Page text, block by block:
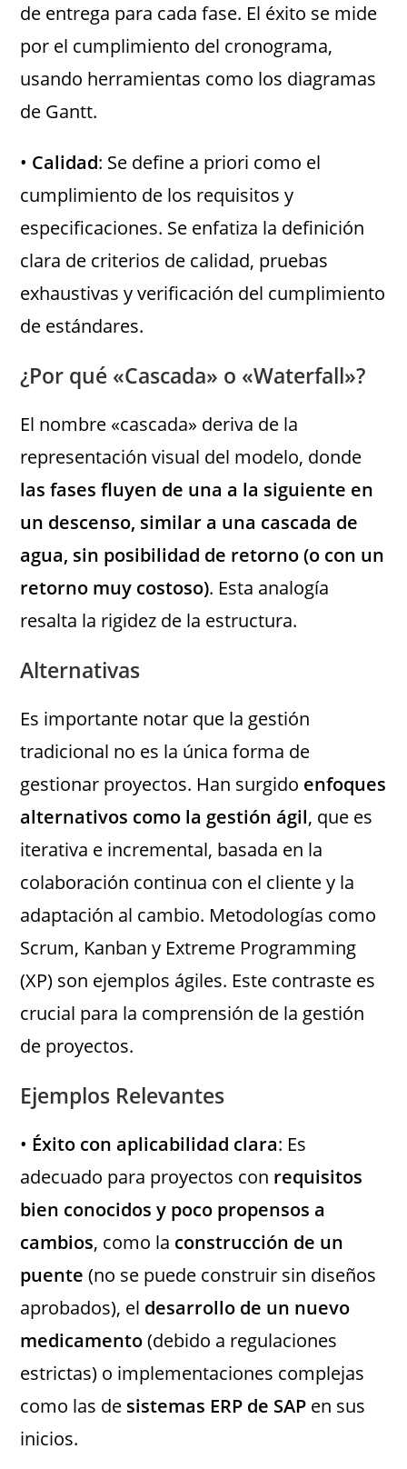
de entrega para cada fase. El éxito se mide
por el cumplimiento del cronograma,
usando herramientas como los diagramas
de Gantt.
• Calidad: Se define a priori como el
cumplimiento de los requisitos y
especificaciones. Se enfatiza la definición
clara de criterios de calidad, pruebas
exhaustivas y verificación del cumplimiento
de estándares.
¿Por qué «Cascada» o «Waterfall»?
El nombre «cascada» deriva de la
representación visual del modelo, donde
las fases fluyen de una a la siguiente en
un descenso, similar a una cascada de
agua, sin posibilidad de retorno (o con un
retorno muy costoso). Esta analogía
resalta la rigidez de la estructura.
Alternativas
Es importante notar que la gestión
tradicional no es la única forma de
gestionar proyectos. Han surgido enfoques
alternativos como la gestión ágil, que es
iterativa e incremental, basada en la
colaboración continua con el cliente y la
adaptación al cambio. Metodologías como
Scrum, Kanban y Extreme Programming
(XP) son ejemplos ágiles. Este contraste es
crucial para la comprensión de la gestión
de proyectos.
Ejemplos Relevantes
• Éxito con aplicabilidad clara: Es
adecuado para proyectos con requisitos
bien conocidos y poco propensos a
cambios, como la construcción de un
puente (no se puede construir sin diseños
aprobados), el desarrollo de un nuevo
medicamento(debido a regulaciones
estrictas) o implementaciones complejas
como las de sistemas ERP de SAP en sus
inicios.